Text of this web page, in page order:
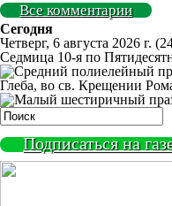
Все комментарии
Сегодня
Четверг, 6 августа 2026 г.
Седмица 10-я по
Глеба, во св. Крещении
Подписаться на